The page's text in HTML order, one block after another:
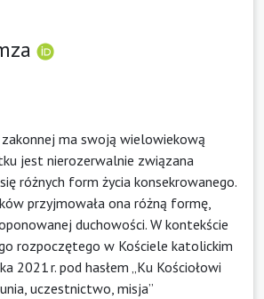
ma swoją wielowiekową
jest nierozerwalnie związana
różnych form życia konsekrowanego.
przyjmowała ona różną formę,
duchowości. W kontekście
rozpoczętego w Kościele katolickim
2021 r. pod hasłem „Ku Kościołowi
uczestnictwo, misja”